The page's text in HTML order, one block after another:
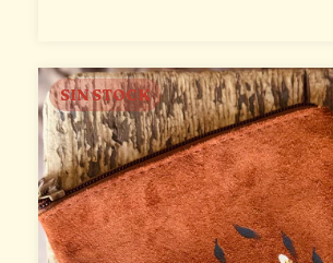
SIN STOCK